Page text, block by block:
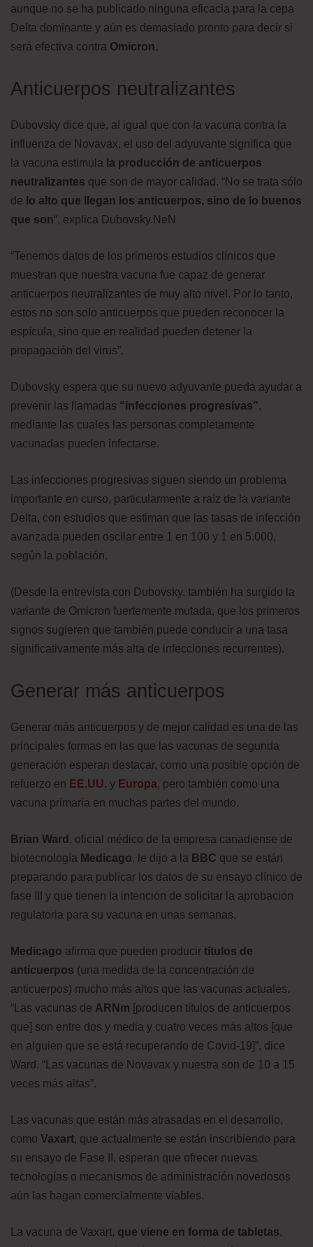
aunque no se ha publicado ninguna eficacia para la cepa
Delta dominante y aún es demasiado pronto para decir si
será efectiva contra Omicron.
Anticuerpos neutralizantes
Dubovsky dice que, al igual que con la vacuna contra la
influenza de Novavax, el uso del adyuvante significa que
la vacuna estimula la producción de anticuerpos
neutralizantes que son de mayor calidad. “No se trata sólo
de lo alto que llegan los anticuerpos, sino de lo buenos
que son“, explica Dubovsky.NeN
“Tenemos datos de los primeros estudios clínicos que
muestran que nuestra vacuna fue capaz de generar
anticuerpos neutralizantes de muy alto nivel. Por lo tanto,
estos no son solo anticuerpos que pueden reconocer la
espícula, sino que en realidad pueden detener la
propagación del virus”.
Dubovsky espera que su nuevo adyuvante pueda ayudar a
prevenir las llamadas “infecciones progresivas”,
mediante las cuales las personas completamente
vacunadas pueden infectarse.
Las infecciones progresivas siguen siendo un problema
importante en curso, particularmente a raíz de la variante
Delta, con estudios que estiman que las tasas de infección
avanzada pueden oscilar entre 1 en 100 y 1 en 5.000,
según la población.
(Desde la entrevista con Dubovsky, también ha surgido la
variante de Omicron fuertemente mutada, que los primeros
signos sugieren que también puede conducir a una tasa
significativamente más alta de infecciones recurrentes).
Generar más anticuerpos
Generar más anticuerpos y de mejor calidad es una de las
principales formas en las que las vacunas de segunda
generación esperan destacar, como una posible opción de
refuerzo en EE.UU. y Europa, pero también como una
vacuna primaria en muchas partes del mundo.
Brian Ward , oficial médico de la empresa canadiense de
biotecnología Medicago, le dijo a la BBC que se están
preparando para publicar los datos de su ensayo clínico de
fase III y que tienen la intención de solicitar la aprobación
regulatoria para su vacuna en unas semanas.
Medicago afirma que pueden producir títulos de
anticuerpos (una medida de la concentración de
anticuerpos) mucho más altos que las vacunas actuales.
“Las vacunas de ARNm [producen títulos de anticuerpos
que] son ​​entre dos y media y cuatro veces más altos [que
en alguien que se está recuperando de Covid-19]”, dice
Ward. “Las vacunas de Novavax y nuestra son de 10 a 15
veces más altas”.
Las vacunas que están más atrasadas en el desarrollo,
como Vaxart, que actualmente se están inscribiendo para
su ensayo de Fase II, esperan que ofrecer nuevas
tecnologías o mecanismos de administración novedosos
aún las hagan comercialmente viables.
La vacuna de Vaxart, que viene en forma de tabletas,